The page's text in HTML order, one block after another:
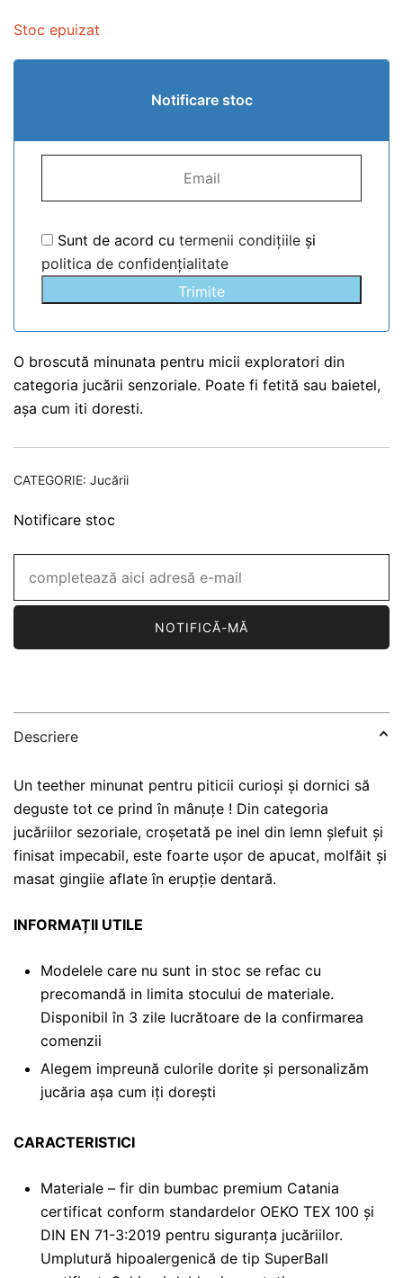
Stoc epuizat
Notificare stoc
Sunt de acord cu termenii condițiile și
politica de confidențialitate
Trimite
O broscută minunata pentru micii exploratori din
categoria jucării senzoriale. Poate fi fetită sau baietel,
așa cum iti doresti.
CATEGORIE: Jucării
Notificare stoc
NOTIFICĂ-MĂ
Descriere
Un teether minunat pentru piticii curioși și dornici să
deguste tot ce prind în mânuțe ! Din categoria
jucăriilor sezoriale, croșetată pe inel din lemn șlefuit și
finisat impecabil, este foarte ușor de apucat, molfăit și
masat gingiie aflate în erupție dentară.
INFORMAȚII UTILE
Modelele care nu sunt in stoc se refac cu
precomandă in limita stocului de materiale.
Disponibil în 3 zile lucrătoare de la confirmarea
comenzii
Alegem impreună culorile dorite și personalizăm
jucăria așa cum iți dorești
CARACTERISTICI
Materiale – fir din bumbac premium Catania
certificat conform standardelor OEKO TEX 100 și
DIN EN 71-3:2019 pentru siguranța jucăriilor.
Umplutură hipoalergenică de tip SuperBall